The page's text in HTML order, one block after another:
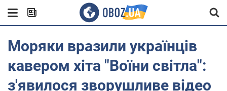
Моряки вразили українців
кавером хіта "Воїни світла":
з'явилося зворушливе відео